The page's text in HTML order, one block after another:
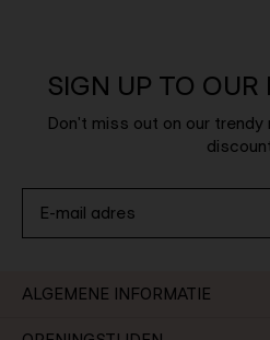
SIGN UP TO
Don't miss out on our
ALGEMENE INFORMATIE